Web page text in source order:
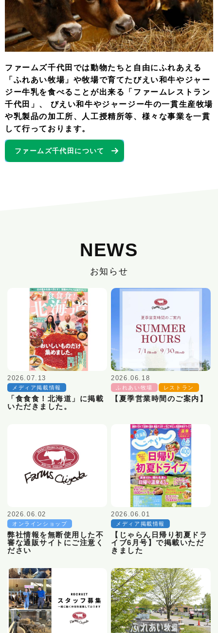
ファームズ千代田では動物たちと自由にふれあえる
「ふれあい牧場」や牧場で育てたびえい和牛やジャー
ジー牛乳を食べることが出来る「ファームレストラン
千代田」、 びえい和牛やジャージー牛の一貫生産牧場
や乳製品の加工所、人工授精所等、様々な事業を一貫
して行っております。
ファームズ千代田について
NEWS
お知らせ
2026.07.13
メディア掲載情報
「食食食！北海道」に掲載
いただきました。
2026.06.18
ふれあい牧場 レストラン
【夏季営業時間のご案内】
2026.06.02
オンラインショップ
弊社情報を無断使用した不
審な通販サイトにご注意く
ださい
2026.06.01
メディア掲載情報
【じゃらん日帰り初夏ドラ
イブ6月号】で掲載いただ
きました